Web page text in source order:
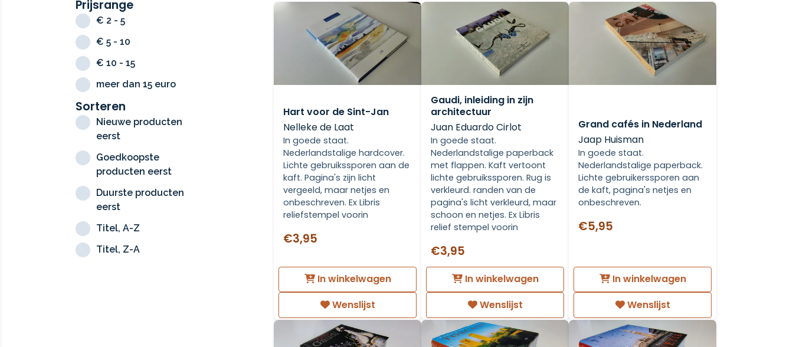
Prijsrange
€ 2 - 5
€ 5 - 10
€ 10 - 15
meer dan 15 euro
Sorteren
Nieuwe producten
eerst
Goedkoopste
producten eerst
Duurste producten
eerst
Titel, A-Z
Titel, Z-A
Hart voor de Sint-Jan
Nelleke de Laat
In goede staat.
Nederlandstalige hardcover.
Lichte gebruikssporen aan de
kaft. Pagina's zijn licht
vergeeld, maar netjes en
onbeschreven. Ex Libris
reliefstempel voorin
€3,95
In winkelwagen
Wenslijst
Gaudi, inleiding in zijn
architectuur
Juan Eduardo Cirlot
In goede staat.
Nederlandstalige paperback
met flappen. Kaft vertoont
lichte gebruikssporen. Rug is
verkleurd. randen van de
pagina's licht verkleurd, maar
schoon en netjes. Ex Libris
relief stempel voorin
€3,95
In winkelwagen
Wenslijst
Grand cafés in Nederland
Jaap Huisman
In goede staat.
Nederlandstalige paperback.
Lichte gebruikerssporen aan
de kaft, pagina's netjes en
onbeschreven.
€5,95
In winkelwagen
Wenslijst